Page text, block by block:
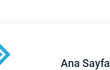
Ana Sayfa